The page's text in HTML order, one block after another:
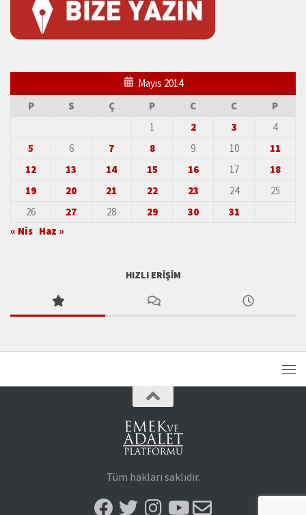
Mayıs 2014
P
S Ç P C C
P
1
2 3
4
5
6 7 8 9 10
11
12
13 14 15 16 17
18
19
20 21 22 23 24
25
26
27 28 29 30
31
« Nis Haz »
HIZLI ERIŞIM
Tüm hakları saklıdır.